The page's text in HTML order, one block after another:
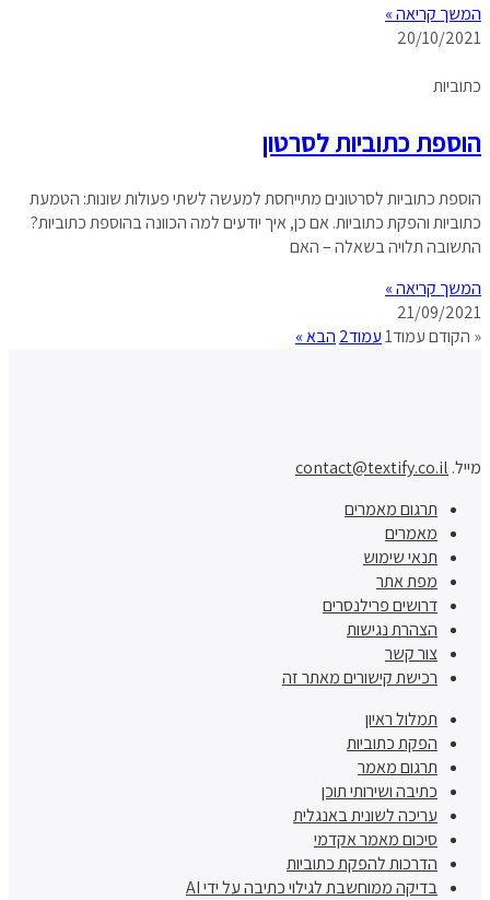
המשך קריאה »
20/10/2021
כתוביות
הוספת כתוביות לסרטון
הוספת כתוביות לסרטונים מתייחסת למעשה לשתי פעולות שונות: הטמעת
כתוביות והפקת כתוביות. אם כן, איך יודעים למה הכוונה בהוספת כתוביות?
התשובה תלויה בשאלה – האם
המשך קריאה »
21/09/2021
« הקודםעמוד1עמוד2 הבא »
מייל. contact@textify.co.il
תרגום מאמרים
מאמרים
תנאי שימוש
מפת אתר
דרושים פרילנסרים
הצהרת נגישות
צור קשר
רכישת קישורים מאתר זה
תמלול ראיון
הפקת כתוביות
תרגום מאמר
כתיבה ושירותי תוכן
עריכה לשונית באנגלית
סיכום מאמר אקדמי
הדרכות להפקת כתוביות
בדיקה ממוחשבת לגילוי כתיבה על ידי AI